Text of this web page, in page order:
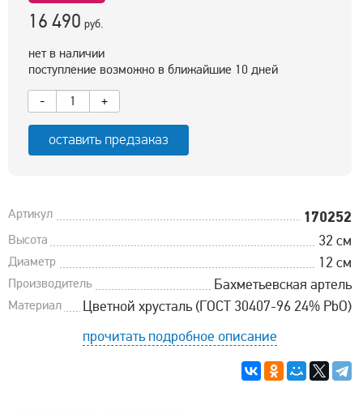
16 490 руб.
нет в наличии
поступление возможно в ближайшие 10 дней
-
+
оставить предзаказ
Артикул 170252
Высота 32 см
Диаметр 12 см
Производитель Бахметьевская артель
Материал
Цветной хрусталь (ГОСТ 30407-96 24% PbO)
прочитать подробное описание